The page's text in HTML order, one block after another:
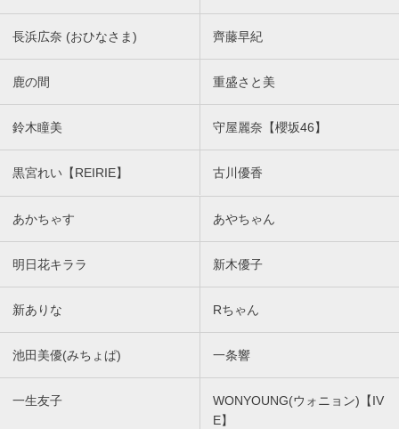
長浜広奈 (おひなさま) 齊藤早紀
鹿の間 重盛さと美
鈴木瞳美 守屋麗奈【櫻坂46】
黒宮れい【REIRIE】 古川優香
あかちゃす あやちゃん
明日花キララ 新木優子
新ありな Rちゃん
池田美優(みちょぱ) 一条響
一生友子
WONYOUNG(ウォニョン)【IV
E】